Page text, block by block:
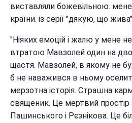
виставляли божевільною.
країни. із серії "дякую, що
"Ніяких емоцій і жалю у мене
втратою Мавзолей один на
щастя. Мавзолей, в якому не
б не наважився в ньому
мерзотна історія. Страшна
священик. Це мертвий простір
Пашинського і Рєзнікова. Це